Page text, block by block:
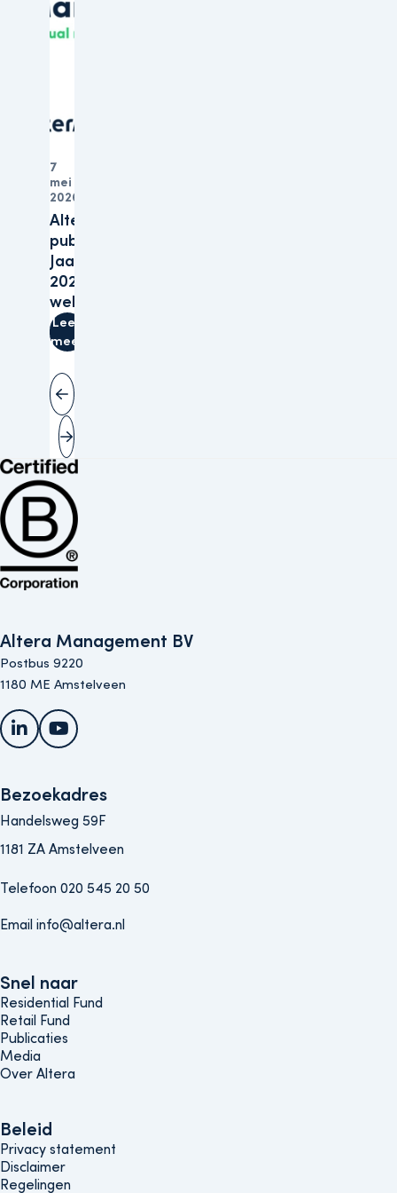
Altera
publiceert
Jaarverslagen
2025 op haar
website
7
mei
2026
Lees
meer
Vorige slide
Volgende slide
Bekijk de B Corp-certificering van Altera (opent in nieuw venster)
Altera Management BV
Postbus 9220
1180 ME Amstelveen
LinkedInYouTube
Bezoekadres
Handelsweg 59F
1181 ZA Amstelveen
Telefoon 020 545 20 50
Email info@altera.nl
Snel naar
Snel naar
Residential Fund
Retail Fund
Publicaties
Media
Over Altera
Beleids menu
Beleid
Privacy statement
Disclaimer
Regelingen